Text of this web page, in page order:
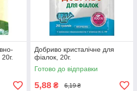
Добриво кристалічне для
фіалок, 20г.
Готово до відправки
5,88 ₴ 6,19 ₴